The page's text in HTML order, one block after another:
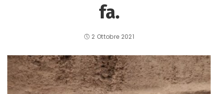
fa.
2 Ottobre 2021